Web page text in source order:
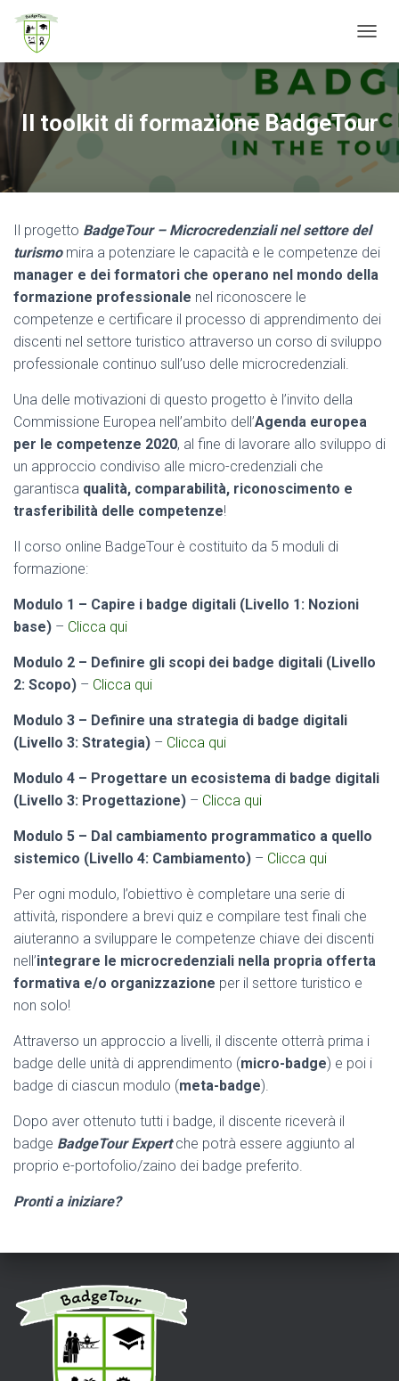
A
V
I
A
Z
I
T
O
G
E
Il toolkit di formazione BadgeTour
Il progetto BadgeTour – Microcredenziali nel settore del
turismo mira a potenziare le capacità e le competenze dei
manager e dei formatori che operano nel mondo della
formazione professionale nel riconoscere le
competenze e certificare il processo di apprendimento dei
discenti nel settore turistico attraverso un corso di sviluppo
professionale continuo sull’uso delle microcredenziali.
Una delle motivazioni di questo progetto è l’invito della
Commissione Europea nell’ambito dell’Agenda europea
per le competenze 2020, al fine di lavorare allo sviluppo di
un approccio condiviso alle micro-credenziali che
garantisca qualità, comparabilità, riconoscimento e
trasferibilità delle competenze!
Il corso online BadgeTour è costituito da 5 moduli di
formazione:
Modulo 1 – Capire i badge digitali (Livello 1: Nozioni
base) – Clicca qui
Modulo 2 – Definire gli scopi dei badge digitali (Livello
2: Scopo) – Clicca qui
Modulo 3 – Definire una strategia di badge digitali
(Livello 3: Strategia) – Clicca qui
Modulo 4 – Progettare un ecosistema di badge digitali
(Livello 3: Progettazione) – Clicca qui
Modulo 5 – Dal cambiamento programmatico a quello
sistemico (Livello 4: Cambiamento) – Clicca qui
Per ogni modulo, l’obiettivo è completare una serie di
attività, rispondere a brevi quiz e compilare test finali che
aiuteranno a sviluppare le competenze chiave dei discenti
nell’integrare le microcredenziali nella propria offerta
formativa e/o organizzazione per il settore turistico e
non solo!
Attraverso un approccio a livelli, il discente otterrà prima i
badge delle unità di apprendimento (micro-badge) e poi i
badge di ciascun modulo (meta-badge).
Dopo aver ottenuto tutti i badge, il discente riceverà il
badge BadgeTour Expertche potrà essere aggiunto al
proprio e-portofolio/zaino dei badge preferito.
Pronti a iniziare?